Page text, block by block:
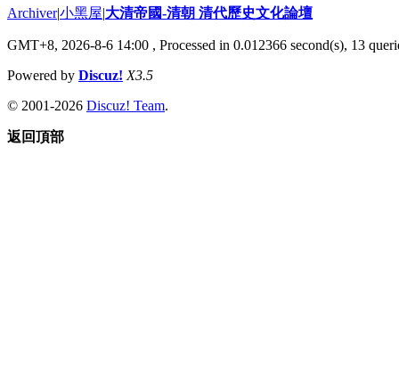
Archiver|小黑屋|大清帝國-清朝 清代歷史文化論壇
GMT+8, 2026-8-6 14:00 , Processed in 0.012366 second(s), 13
Powered by Discuz! X3.5
© 2001-2026 Discuz! Team.
返回頂部